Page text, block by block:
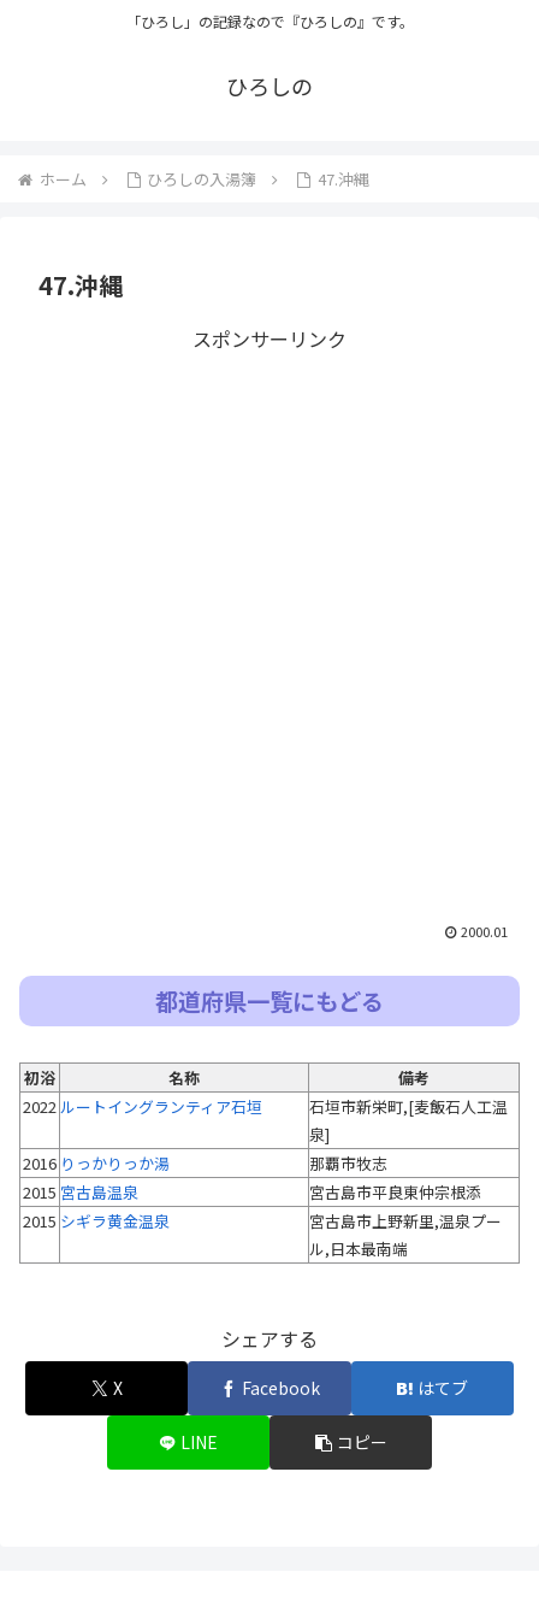
「ひろし」の記録なので『ひろしの』です。
ひろしの
ホーム ひろしの入湯簿 47.沖縄
47.沖縄
スポンサーリンク
2000.01
都道府県一覧にもどる
初浴 名称
備考
2022ルートイングランティア石垣
石垣市新栄町,[麦飯石人工温
泉]
2016 りっかりっか湯
那覇市牧志
2015 宮古島温泉
宮古島市平良東仲宗根添
2015 シギラ黄金温泉
宮古島市上野新里,温泉プー
ル,日本最南端
シェアする
X Facebook はてブ
LINE コピー